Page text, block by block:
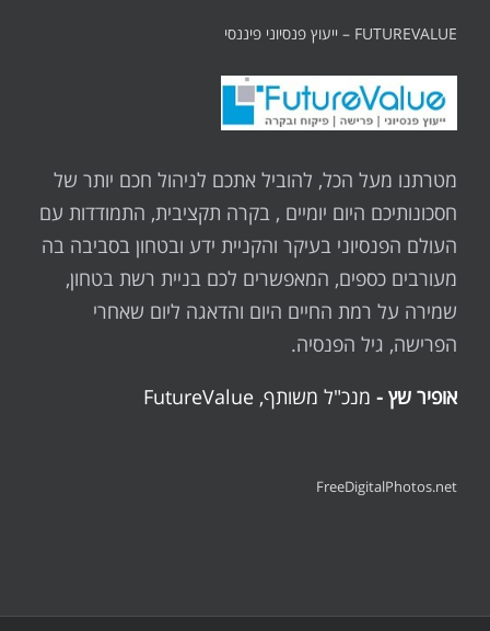
FUTUREVALUE – ייעוץ פנסיוני פיננסי
מטרתנו מעל הכל, להוביל אתכם לניהול חכם יותר של
חסכונותיכם היום יומיים , בקרה תקציבית, התמודדות עם
העולם הפנסיוני בעיקר והקניית ידע ובטחון בסביבה בה
מעורבים כספים, המאפשרים לכם בניית רשת בטחון,
שמירה על רמת החיים היום והדאגה ליום שאחרי
הפרישה, גיל הפנסיה.
אופיר שץ - מנכ"ל משותף, FutureValue
FreeDigitalPhotos.net